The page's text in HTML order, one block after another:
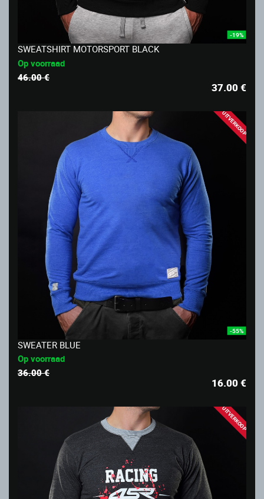
-19%
SWEATSHIRT MOTORSPORT BLACK
Op voorraad
46.00 €
37.00€
UITVERKOOP
-55%
SWEATER BLUE
Op voorraad
36.00 €
16.00€
UITVERKOOP